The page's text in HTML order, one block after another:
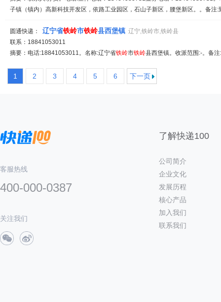
子镇（镇内）高新科技开发区，依路工业园区，石山子新区，腰堡新区。。备
圆通快递： 辽宁省铁岭市铁岭县西堡镇 辽宁,铁岭市,铁岭县
联系：18841053011
摘要：电话:18841053011。名称:辽宁省铁岭市铁岭县西堡镇。收派范围:-。备
1 2 3 4 5 6 下一页
客服热线
400-000-0387
关注我们
了解快递100
公司简介
企业文化
发展历程
核心产品
加入我们
联系我们